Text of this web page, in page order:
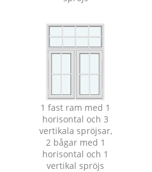
1 fast ram med 1
horisontal och 3
vertikala spröjsar,
2 bågar med 1
horisontal och 1
vertikal spröjs